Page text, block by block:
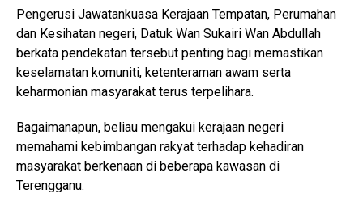
Pengerusi Jawatankuasa Kerajaan Tempatan, Perumahan
dan Kesihatan negeri, Datuk Wan Sukairi Wan Abdullah
berkata pendekatan tersebut penting bagi memastikan
keselamatan komuniti, ketenteraman awam serta
keharmonian masyarakat terus terpelihara.
Bagaimanapun, beliau mengakui kerajaan negeri
memahami kebimbangan rakyat terhadap kehadiran
masyarakat berkenaan di beberapa kawasan di
Terengganu.